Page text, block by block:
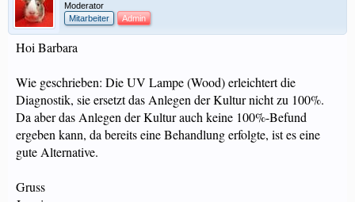
Moderator
Mitarbeiter
Admin
Hoi Barbara
Wie geschrieben: Die UV Lampe (Wood) erleichtert die
Diagnostik, sie ersetzt das Anlegen der Kultur nicht zu 100%.
Da aber das Anlegen der Kultur auch keine 100%-Befund
ergeben kann, da bereits eine Behandlung erfolgte, ist es eine
gute Alternative.
Gruss